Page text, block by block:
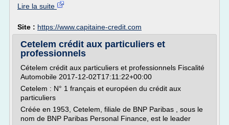
Lire la suite
Site : https://www.capitaine-credit.com
Cetelem crédit aux particuliers et
professionnels
Cételem crédit aux particuliers et professionnels Fiscalité
Automobile 2017-12-02T17:11:22+00:00
Cetelem : N° 1 français et européen du crédit aux
particuliers
Créée en 1953, Cetelem, filiale de BNP Paribas , sous le
nom de BNP Paribas Personal Finance, est le leader